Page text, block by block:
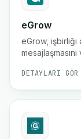
eGrow
eGrow, işbirliği
müşterileri ile
sorunsuz bir
DETAYLARI GÖR